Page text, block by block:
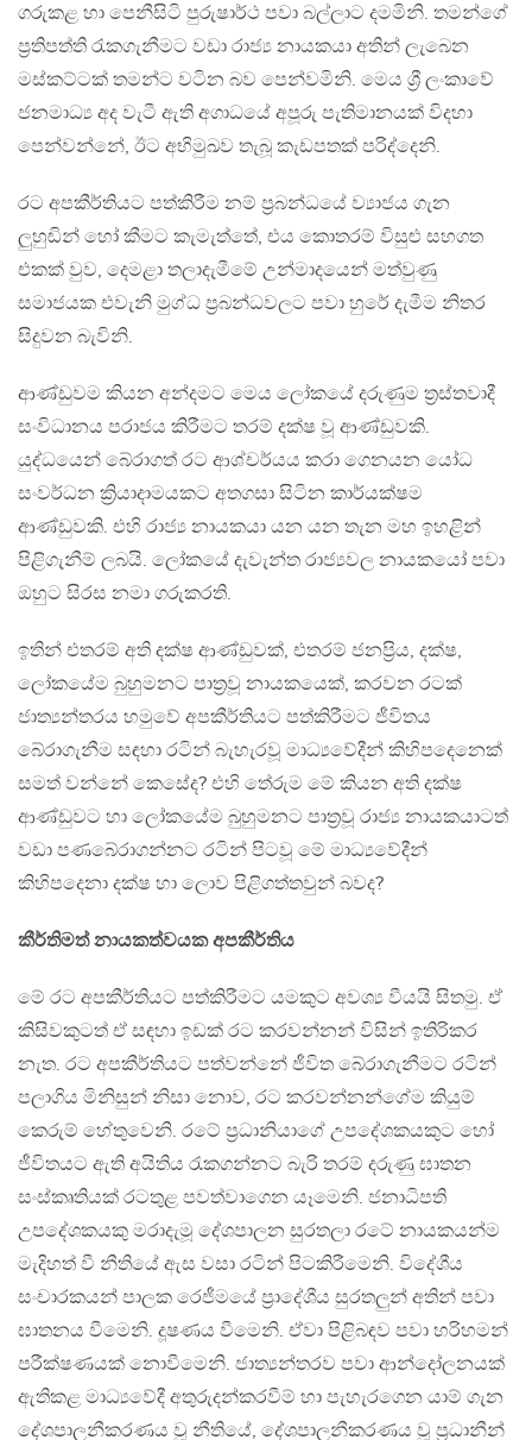
ගරුකළ හා පෙනීසිටි පුරුෂාර්ථ පවා බල්ලාට දමමිනි. තමන්ගේ
ප්‍රතිපත්ති රැකගැනීමට වඩා රාජ්‍ය නායකයා අතින් ලැබෙන
මස්කට්ටක් තමන්ට වටින බව පෙන්වමිනි. මෙය ශ්‍රී ලංකාවේ
ජනමාධ්‍ය අද වැටී ඇති අගාධයේ අපූරු පැතිමානයක් විදහා
පෙන්වන්නේ, ඊට අභිමුඛව තැබූ කැඩපතක් පරිද්දෙනි.
රට අපකීර්තියට පත්කිරීම නම් ප්‍රබන්ධයේ ව්‍යාජය ගැන
ලුහුඬින් හෝ කීමට කැමැත්තේ, එය කොතරම් විසුළු සහගත
එකක් වුව, දෙමළා තලාදැමීමේ උන්මාදයෙන් මත්වුණු
සමාජයක එවැනි මුග්ධ ප්‍රබන්ධවලට පවා හුරේ දැමීම නිතර
සිදුවන බැවිනි.
ආණ්ඩුවම කියන අන්දමට මෙය ලෝකයේ දරුණුම ත්‍රස්තවාදී
සංවිධානය පරාජය කිරීමට තරම් දක්ෂ වූ ආණ්ඩුවකි.
යුද්ධයෙන් බේරාගත් රට ආශ්චර්යය කරා ගෙනයන යෝධ
සංවර්ධන ක්‍රියාදාමයකට අතගසා සිටින කාර්යක්ෂම
ආණ්ඩුවකි. එහි රාජ්‍ය නායකයා යන යන තැන මහ ඉහළින්
පිළිගැනීම් ලබයි. ලෝකයේ දැවැන්ත රාජ්‍යවල නායකයෝ පවා
ඔහුට සිරස නමා ගරුකරති.
ඉතින් එතරම් අති දක්ෂ ආණ්ඩුවක්, එතරම් ජනප්‍රිය, දක්ෂ,
ලෝකයේම බුහුමනට පාත්‍රවූ නායකයෙක්, කරවන රටක්
ජාත්‍යන්තරය හමුවේ අපකීර්තියට පත්කිරීමට ජීවිතය
බේරාගැනීම සඳහා රටින් බැහැරවූ මාධ්‍යවේදීන් කිහිපදෙනෙක්
සමත් වන්නේ කෙසේද? එහි තේරුම මේ කියන අති දක්ෂ
ආණ්ඩුවට හා ලෝකයේම බුහුමනට පාත්‍රවූ රාජ්‍ය නායකයාටත්
වඩා පණබේරාගන්නට රටින් පිටවූ මේ මාධ්‍යවේදීන්
කිහිපදෙනා දක්ෂ හා ලොව පිළිගත්තවුන් බවද?
කීර්තිමත් නායකත්වයක අපකීර්තිය
මේ රට අපකීර්තියට පත්කිරීමට යමකුට අවශ්‍ය වීයයි සිතමු. ඒ
කිසිවකුටත් ඒ සඳහා ඉඩක් රට කරවන්නන් විසින් ඉතිරිකර
නැත. රට අපකීර්තියට පත්වන්නේ ජීවිත බේරාගැනීමට රටින්
පලාගිය මිනිසුන් නිසා නොව, රට කරවන්නන්ගේම කියුම්
කෙරුම් හේතුවෙනි. රටේ ප්‍රධානියාගේ උපදේශකයකුට හෝ
ජීවිතයට ඇති අයිතිය රැකගන්නට බැරි තරම් දරුණු ඝාතන
සංස්කෘතියක් රටතුළ පවත්වාගෙන යෑමෙනි. ජනාධිපති
උපදේශකයකු මරාදැමූ දේශපාලන සුරතලා රටේ නායකයන්ම
මැදිහත් වී නීතියේ ඇස වසා රටින් පිටකිරීමෙනි. විදේශීය
සංචාරකයන් පාලක රෙජීමයේ ප්‍රාදේශීය සුරතලුන් අතින් පවා
ඝාතනය වීමෙනි. දූෂණය වීමෙනි. ඒවා පිළිබඳව පවා හරිහමන්
පරීක්ෂණයක් නොවීමෙනි. ජාත්‍යන්තරව පවා ආන්දෝලනයක්
ඇතිකළ මාධ්‍යවේදී අතුරුදන්කරවීම් හා පැහැරගෙන යාම් ගැන
දේශපාලනීකරණය වූ නීතියේ, දේශපාලනීකරණය වූ ප්‍රධානීන්